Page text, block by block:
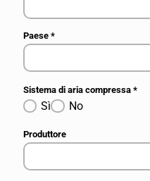
Paese*
Sistema di aria compressa*
Sì No
Produttore